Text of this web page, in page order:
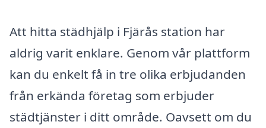
Att hitta städhjälp i Fjärås station har
aldrig varit enklare. Genom vår plattform
kan du enkelt få in tre olika erbjudanden
från erkända företag som erbjuder
städtjänster i ditt område. Oavsett om du